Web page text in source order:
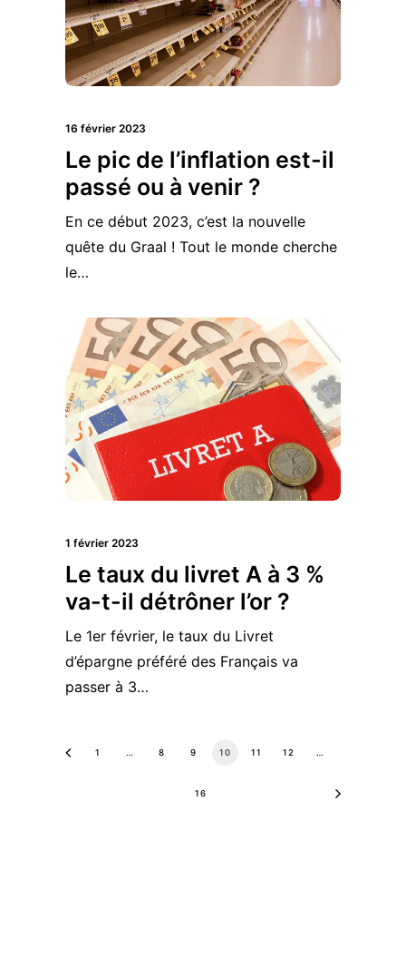
16 février 2023
Le pic de l’inflation est-il
passé ou à venir ?
En ce début 2023, c’est la nouvelle
quête du Graal ! Tout le monde cherche
le…
1 février 2023
Le taux du livret A à 3 %
va-t-il détrôner l’or ?
Le 1er février, le taux du Livret
d’épargne préféré des Français va
passer à 3…
1 … 8 9 10 11 12 …
16